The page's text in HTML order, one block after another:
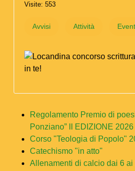
Visite: 553
Avvisi Attività
Regolamento Premio di
Ponziano” II EDIZIONE 2026
Corso "Teologia di Popolo"
Catechismo "in atto"
Allenamenti di calcio dai 6 ai